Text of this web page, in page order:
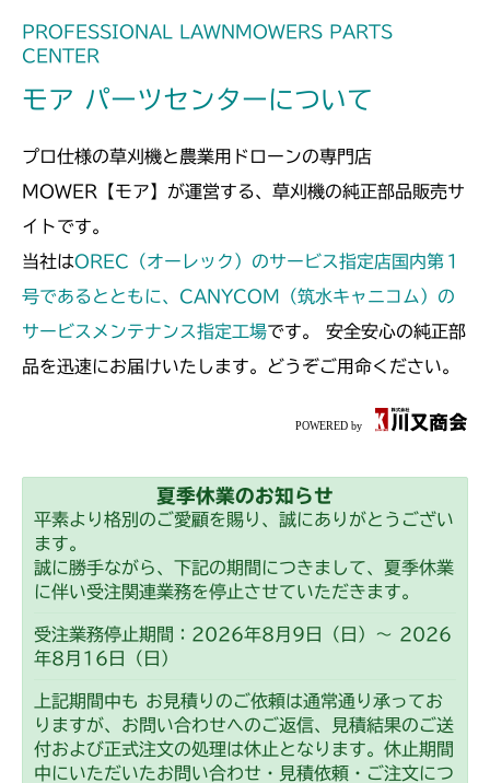
本体 FIG31 刈刃カバー
PROFESSIONAL LAWNMOWERS PARTS
CENTER
モア パーツセンターについて
プロ仕様の草刈機と農業用ドローンの専門店
MOWER【モア】が運営する、草刈機の純正部品販売サ
イトです。
当社はOREC（オーレック）のサービス指定店国内第１
号であるとともに、CANYCOM（筑水キャニコム）の
サービスメンテナンス指定工場です。 安全安心の純正部
品を迅速にお届けいたします。どうぞご用命ください。
夏季休業のお知らせ
平素より格別のご愛顧を賜り、誠にありがとうござい
ます。
誠に勝手ながら、下記の期間につきまして、夏季休業
に伴い受注関連業務を停止させていただきます。
受注業務停止期間：2026年8月9日（日）～ 2026
年8月16日（日）
上記期間中も お見積りのご依頼は通常通り承ってお
りますが、お問い合わせへのご返信、見積結果のご送
付および正式注文の処理は休止となります。休止期間
中にいただいたお問い合わせ・見積依頼・ご注文につ